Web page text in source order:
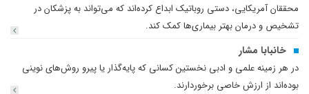
محققان آمریکایی، دستی روباتیک ابداع کرده‌اند که می‌تواند به پزشکان در
تشخیص و درمان بهتر بیماری‌ها کمک کند.
خانبابا مشار
در هر زمینه علمی و ادبی نخستین‌ کسانی که پایه‌گذار یا پیرو روش‌های نوینی
بوده‌اند از ارزش خاصی برخوردارند.